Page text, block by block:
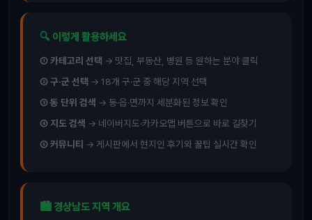
🔍 이렇게 활용하세요
① 카테고리 선택 → 맛집, 부동산, 병원 등 원하는 분야 클릭
② 구·군 선택 → 18개 구·군 중 해당 지역 선택
③ 동 단위 검색 → 동·읍·면까지 세분화된 정보 확인
④ 지도 검색 → 네이버지도·카카오맵 버튼으로 바로 길찾기
⑤ 커뮤니티 → 게시판에서 현지인 후기와 꿀팁 실시간 확인
🏙️ 경상남도 지역 개요